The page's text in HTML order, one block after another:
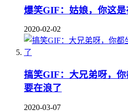
爆笑GIF：姑娘，你这
2020-02-02
搞笑GIF：大兄弟呀，
要在浪了
2020-03-07